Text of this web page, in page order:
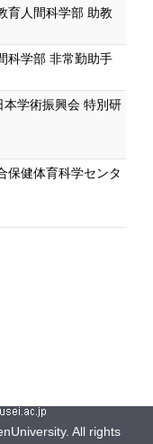
育人間科学部 助教
科学部 非常勤助手
本学術振興会 特別研
保健体育科学センタ
All rights